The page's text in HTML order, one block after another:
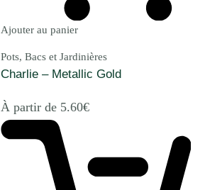
Ajouter au panier
Pots, Bacs et Jardinières
Charlie – Metallic Gold
À partir de 5.60€